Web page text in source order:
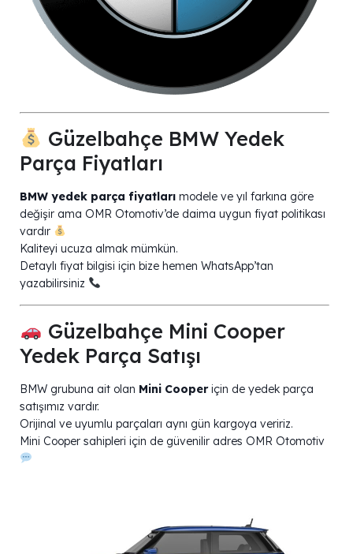
Güzelbahçe BMW Yedek
Parça Fiyatları
BMW yedek parça fiyatları modele ve yıl farkına göre
değişir ama OMR Otomotiv’de daima uygun fiyat politikası
vardır
Kaliteyi ucuza almak mümkün.
Detaylı fiyat bilgisi için bize hemen WhatsApp’tan
yazabilirsiniz
Güzelbahçe Mini Cooper
Yedek Parça Satışı
BMW grubuna ait olan Mini Cooperiçin de yedek parça
satışımız vardır.
Orijinal ve uyumlu parçaları aynı gün kargoya veririz.
Mini Cooper sahipleri için de güvenilir adres OMR Otomotiv